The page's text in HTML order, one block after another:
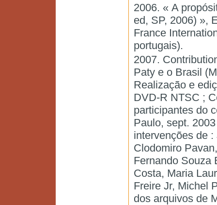
2006. « A
ed, SP, 2006) »,
France
portugais).
2007.
Paty e o Brasil
Realização e
DVD-R NTSC ;
participantes do
Paulo, sept.
intervenções de
Clodomiro
Fernando Souza
Costa, Maria
Freire Jr, Michel
dos arquivos de